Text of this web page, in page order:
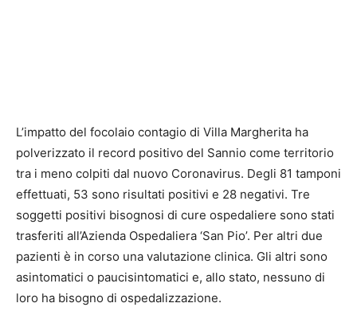
L’impatto del focolaio contagio di Villa Margherita ha
polverizzato il record positivo del Sannio come territorio
tra i meno colpiti dal nuovo Coronavirus. Degli 81 tamponi
effettuati, 53 sono risultati positivi e 28 negativi. Tre
soggetti positivi bisognosi di cure ospedaliere sono stati
trasferiti all’Azienda Ospedaliera ‘San Pio’. Per altri due
pazienti è in corso una valutazione clinica. Gli altri sono
asintomatici o paucisintomatici e, allo stato, nessuno di
loro ha bisogno di ospedalizzazione.